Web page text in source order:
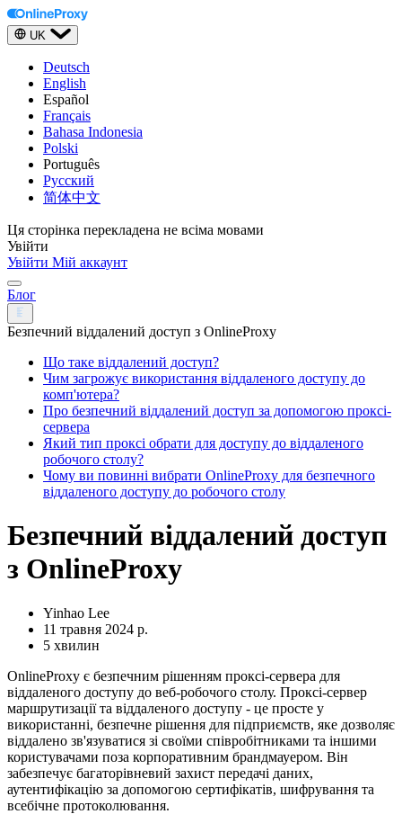
UK
Deutsch
English
Español
Français
Bahasa Indonesia
Polski
Português
Русский
简体中文
Ця сторінка перекладена не всіма мовами
Увійти
Увійти Мій аккаунт
Блог
Безпечний віддалений доступ з OnlineProxy
Що таке віддалений доступ?
Чим загрожує використання віддаленого доступу до
комп'ютера?
Про безпечний віддалений доступ за допомогою проксі-
сервера
Який тип проксі обрати для доступу до віддаленого
робочого столу?
Чому ви повинні вибрати OnlineProxy для безпечного
віддаленого доступу до робочого столу
Безпечний віддалений доступ
з OnlineProxy
Yinhao Lee
11 травня 2024 р.
5 хвилин
OnlineProxy є безпечним рішенням проксі-сервера для
віддаленого доступу до веб-робочого столу. Проксі-сервер
маршрутизації та віддаленого доступу - це просте у
використанні, безпечне рішення для підприємств, яке дозволяє
віддалено зв'язуватися зі своїми співробітниками та іншими
користувачами поза корпоративним брандмауером. Він
забезпечує багаторівневий захист передачі даних,
аутентифікацію за допомогою сертифікатів, шифрування та
всебічне протоколювання.